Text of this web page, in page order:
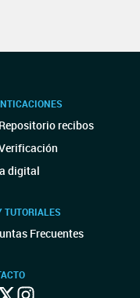
recibos
digital
TUTORIALES
Frecuentes